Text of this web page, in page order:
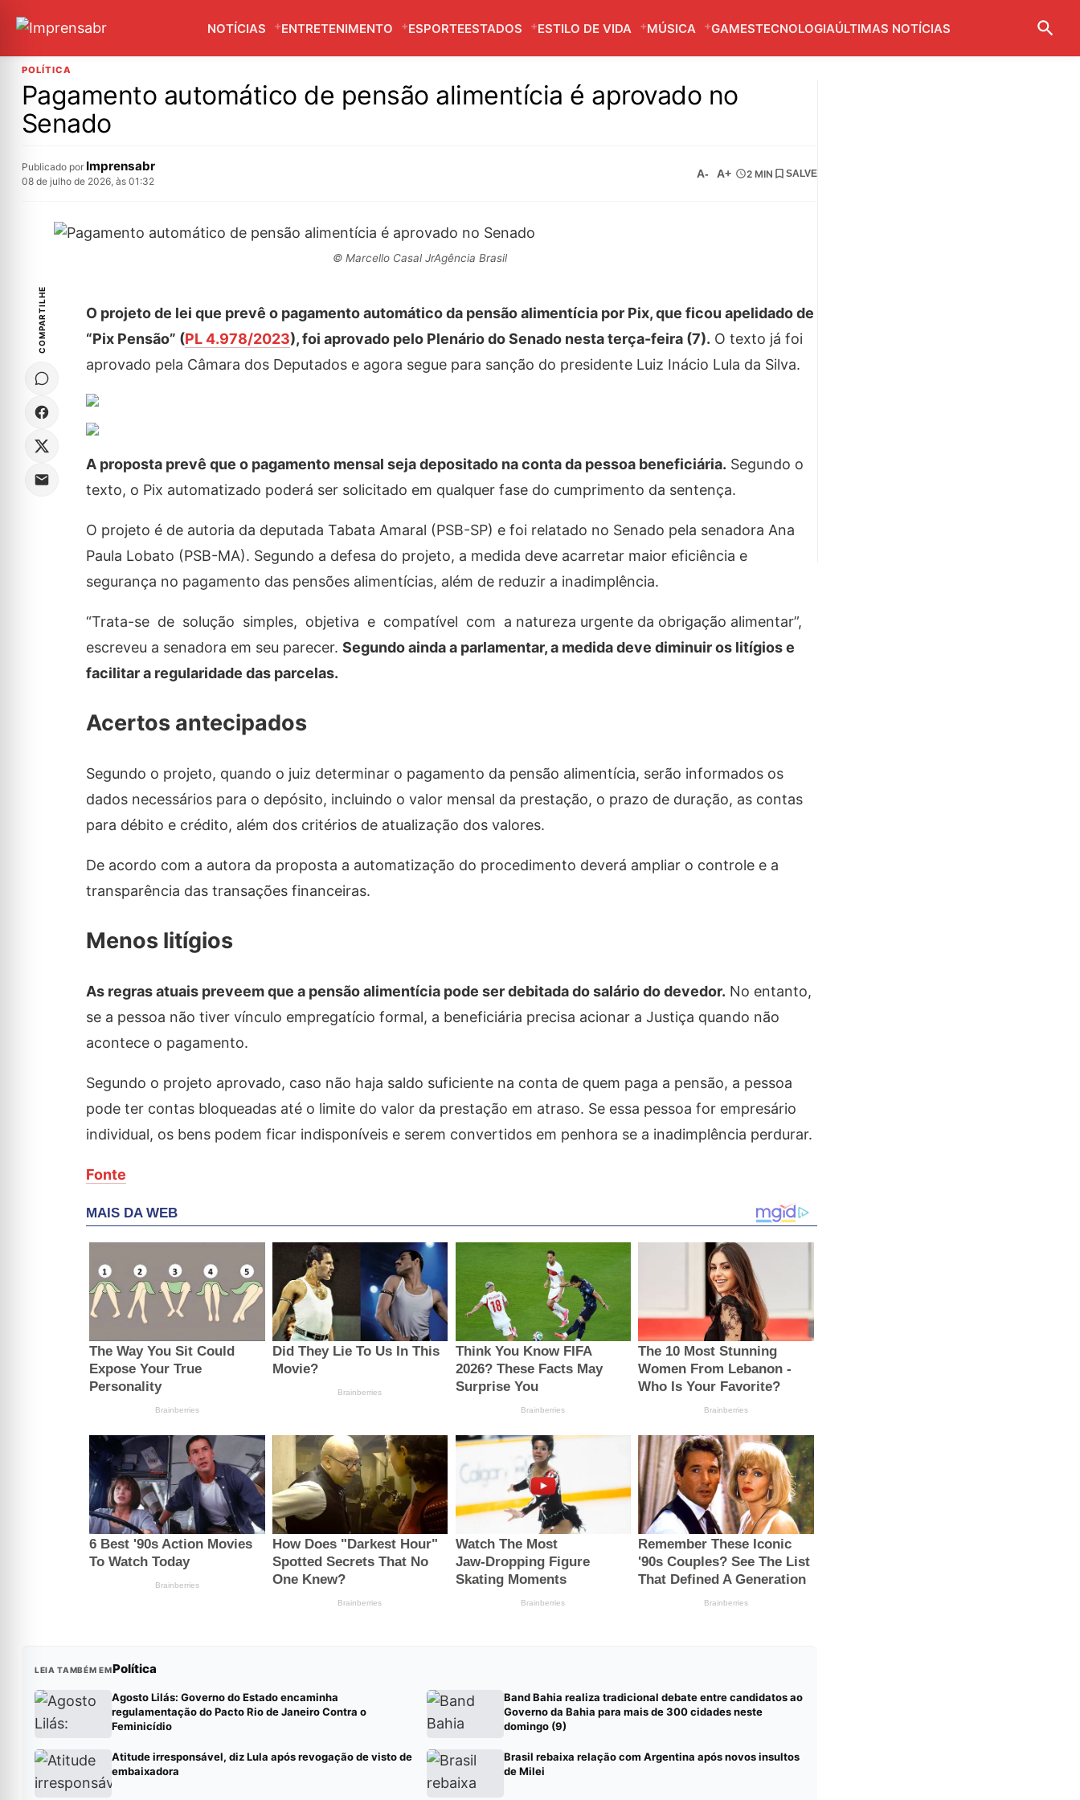
NOTÍCIAS ENTRETENIMENTO ESPORTEESTADOS ESTILO DE VIDA MÚSICA GAMESTECNOLOGIAÚLTIMAS NOTÍCIAS
POLÍTICA
Pagamento automático de pensão alimentícia é aprovado no
Senado
Publicado por Imprensabr
08 de julho de 2026, às 01:32
A- A+ 2 MIN SALVE
© Marcello Casal JrAgência Brasil
COMPARTILHE
O projeto de lei que prevê o pagamento automático da pensão alimentícia por Pix, que ficou apelidado de
“Pix Pensão” (PL 4.978/2023), foi aprovado pelo Plenário do Senado nesta terça-feira (7). O texto já foi
aprovado pela Câmara dos Deputados e agora segue para sanção do presidente Luiz Inácio Lula da Silva.
A proposta prevê que o pagamento mensal seja depositado na conta da pessoa beneficiária. Segundo o
texto, o Pix automatizado poderá ser solicitado em qualquer fase do cumprimento da sentença.
O projeto é de autoria da deputada Tabata Amaral (PSB-SP) e foi relatado no Senado pela senadora Ana
Paula Lobato (PSB-MA). Segundo a defesa do projeto, a medida deve acarretar maior eficiência e
segurança no pagamento das pensões alimentícias, além de reduzir a inadimplência.
“Trata-se de solução simples, objetiva e compatível com a natureza urgente da obrigação alimentar”,
escreveu a senadora em seu parecer. Segundo ainda a parlamentar, a medida deve diminuir os litígios e
facilitar a regularidade das parcelas.
Acertos antecipados
Segundo o projeto, quando o juiz determinar o pagamento da pensão alimentícia, serão informados os
dados necessários para o depósito, incluindo o valor mensal da prestação, o prazo de duração, as contas
para débito e crédito, além dos critérios de atualização dos valores.
De acordo com a autora da proposta a automatização do procedimento deverá ampliar o controle e a
transparência das transações financeiras.
Menos litígios
As regras atuais preveem que a pensão alimentícia pode ser debitada do salário do devedor. No entanto,
se a pessoa não tiver vínculo empregatício formal, a beneficiária precisa acionar a Justiça quando não
acontece o pagamento.
Segundo o projeto aprovado, caso não haja saldo suficiente na conta de quem paga a pensão, a pessoa
pode ter contas bloqueadas até o limite do valor da prestação em atraso. Se essa pessoa for empresário
individual, os bens podem ficar indisponíveis e serem convertidos em penhora se a inadimplência perdurar.
Fonte
LEIA TAMBÉM EMPolítica
Agosto Lilás: Governo do Estado encaminha
regulamentação do Pacto Rio de Janeiro Contra o
Feminicídio
Band Bahia realiza tradicional debate entre candidatos ao
Governo da Bahia para mais de 300 cidades neste
domingo (9)
Atitude irresponsável, diz Lula após revogação de visto de
embaixadora
Brasil rebaixa relação com Argentina após novos insultos
de Milei